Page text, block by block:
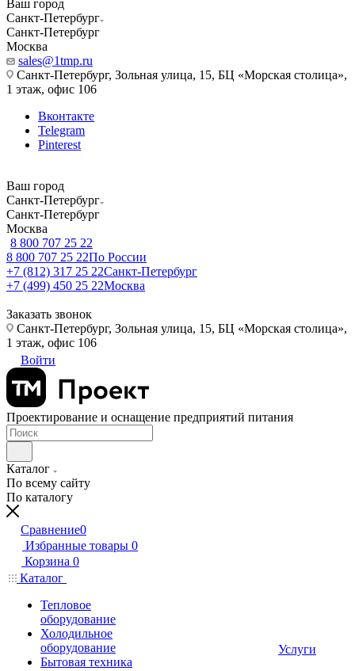
Ваш город
Санкт-Петербург
Санкт-Петербург
Москва
sales@1tmp.ru
Санкт-Петербург, Зольная улица, 15, БЦ «Морская столица»,
1 этаж, офис 106
Вконтакте
Telegram
Pinterest
Ваш город
Санкт-Петербург
Санкт-Петербург
Москва
8 800 707 25 22
8 800 707 25 22По России
+7 (812) 317 25 22Санкт-Петербург
+7 (499) 450 25 22Москва
Заказать звонок
Санкт-Петербург, Зольная улица, 15, БЦ «Морская столица»,
1 этаж, офис 106
Войти
Проектирование и оснащение предприятий питания
Каталог
По всему сайту
По каталогу
Сравнение0
Избранные товары 0
Корзина 0
Каталог
Тепловое
оборудование
Холодильное
оборудование
Бытовая техника
Услуги